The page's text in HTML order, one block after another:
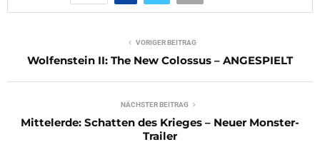
VORIGER BEITRAG
Wolfenstein II: The New Colossus – ANGESPIELT
NÄCHSTER BEITRAG
Mittelerde: Schatten des Krieges – Neuer Monster-
Trailer